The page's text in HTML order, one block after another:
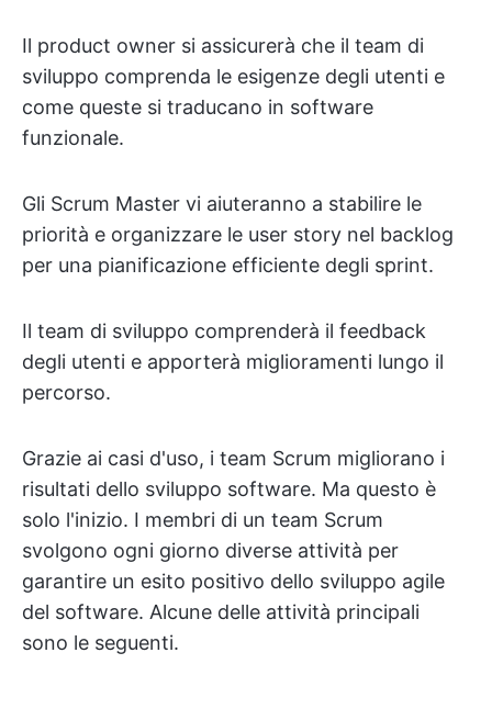
Il product owner si assicurerà che il team di
sviluppo comprenda le esigenze degli utenti e
come queste si traducano in software
funzionale.
Gli Scrum Master vi aiuteranno a stabilire le
priorità e organizzare le user story nel backlog
per una pianificazione efficiente degli sprint.
Il team di sviluppo comprenderà il feedback
degli utenti e apporterà miglioramenti lungo il
percorso.
Grazie ai casi d'uso, i team Scrum migliorano i
risultati dello sviluppo software. Ma questo è
solo l'inizio. I membri di un team Scrum
svolgono ogni giorno diverse attività per
garantire un esito positivo dello sviluppo agile
del software. Alcune delle attività principali
sono le seguenti.